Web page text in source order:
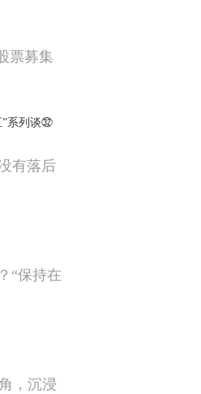
票募集
系列谈㉜
有落后
“保持在
，沉浸